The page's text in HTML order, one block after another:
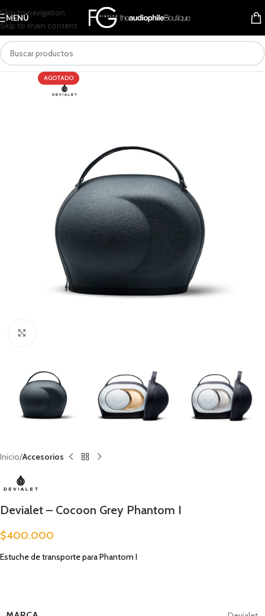
Skip to navigation
Skip to main content
MENÚ
AGOTADO
Inicio Accesorios
Devialet – Cocoon Grey Phantom I
$400.000
Estuche de transporte para Phantom I